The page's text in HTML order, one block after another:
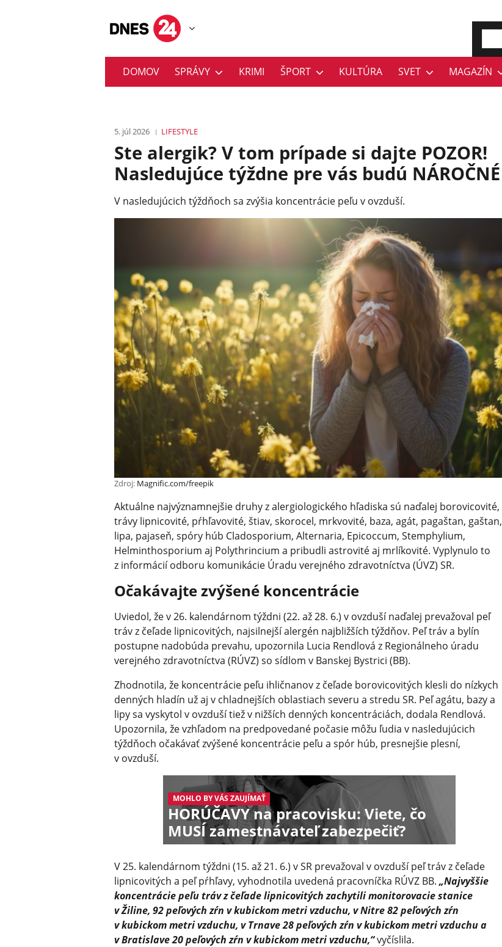
DOMOV SPRÁVY KRIMI ŠPORT KULTÚRA SVET MAGAZÍN
5. júl 2026 LIFESTYLE
Ste alergik? V tom prípade si dajte POZOR!
Nasledujúce týždne pre vás budú NÁROČNÉ
V nasledujúcich týždňoch sa zvýšia koncentrácie peľu v ovzduší.
Zdroj: Magnific.com/freepik
Aktuálne najvýznamnejšie druhy z alergiologického hľadiska sú naďalej borovicovité,
trávy lipnicovité, pŕhľavovité, štiav, skorocel, mrkvovité, baza, agát, pagaštan, gaštan,
lipa, pajaseň, spóry húb Cladosporium, Alternaria, Epicoccum, Stemphylium,
Helminthosporium aj Polythrincium a pribudli astrovité aj mrlíkovité. Vyplynulo to
z informácií odboru komunikácie Úradu verejného zdravotníctva (ÚVZ) SR.
Očakávajte zvýšené koncentrácie
Uviedol, že v 26. kalendárnom týždni (22. až 28. 6.) v ovzduší naďalej prevažoval peľ
tráv z čeľade lipnicovitých, najsilnejší alergén najbližších týždňov. Peľ tráv a bylín
postupne nadobúda prevahu, upozornila Lucia Rendlová z Regionálneho úradu
verejného zdravotníctva (RÚVZ) so sídlom v Banskej Bystrici (BB).
Zhodnotila, že koncentrácie peľu ihličnanov z čeľade borovicovitých klesli do nízkych
denných hladín už aj v chladnejších oblastiach severu a stredu SR. Peľ agátu, bazy a
lipy sa vyskytol v ovzduší tiež v nižších denných koncentráciách, dodala Rendlová.
Upozornila, že vzhľadom na predpovedané počasie môžu ľudia v nasledujúcich
týždňoch očakávať zvýšené koncentrácie peľu a spór húb, presnejšie plesní,
v ovzduší.
MOHLO BY VÁS ZAUJÍMAŤ
HORÚČAVY na pracovisku: Viete, čo
MUSÍ zamestnávateľ zabezpečiť?
V 25. kalendárnom týždni (15. až 21. 6.) v SR prevažoval v ovzduší peľ tráv z čeľade
lipnicovitých a peľ pŕhľavy, vyhodnotila uvedená pracovníčka RÚVZ BB. „Najvyššie
koncentrácie peľu tráv z čeľade lipnicovitých zachytili monitorovacie stanice
v Žiline, 92 peľových zŕn v kubickom metri vzduchu, v Nitre 82 peľových zŕn
v kubickom metri vzduchu, v Trnave 28 peľových zŕn v kubickom metri vzduchu a
v Bratislave 20 peľových zŕn v kubickom metri vzduchu,“vyčíslila.